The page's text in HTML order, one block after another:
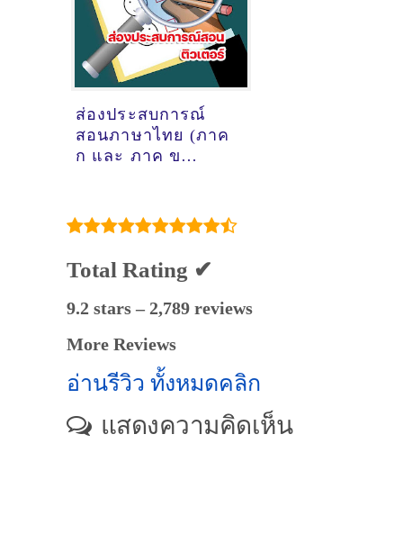
ธิบดิ์ เซซัง
@ออนไลน์
ส่องประสบการณ์
สอนภาษาไทย (ภาค
ก และ ภาค ข
สาธารณสุข) ของ
ติวเตอร์ ครูพี่หลุยส์
นายสิทธิพล ภิรมย์
นาค @ออนไลน์
Total Rating ✔
9.2 stars – 2,789 reviews
More Reviews
อ่านรีวิว ทั้งหมดคลิก
แสดงความคิดเห็น